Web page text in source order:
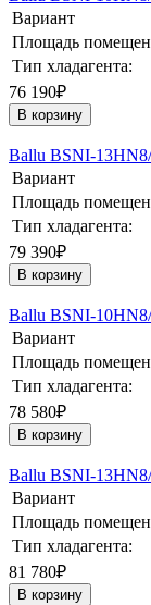
Вариант
Площадь
Тип хладагента:
76 190₽
В корзину
Ballu BSNI-13HN8/
Вариант
Площадь
Тип хладагента:
79 390₽
В корзину
Ballu BSNI-
Вариант
Площадь
Тип хладагента:
78 580₽
В корзину
Ballu BSNI-
Вариант
Площадь
Тип хладагента:
81 780₽
В корзину